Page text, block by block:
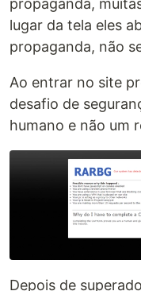
propaganda,
lugar da tela eles
propaganda, não
Ao entrar no site
desafio de
humano e não um
Depois de